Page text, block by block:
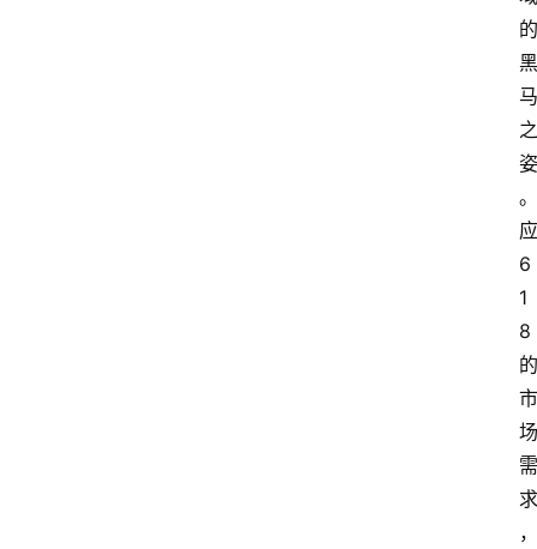
的
黑
马
之
姿
。
应
6
1
8
的
市
场
需
求
，